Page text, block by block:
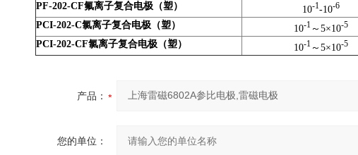
PF-202-CF氟离子复合电极（塑） 10-1-10-6
PCI-202-C氯离子复合电极（塑） 10-1 ～5×10-5
PCI-202-CF氯离子复合电极（塑） 10-1 ～5×10-5
产品：
您的单位：